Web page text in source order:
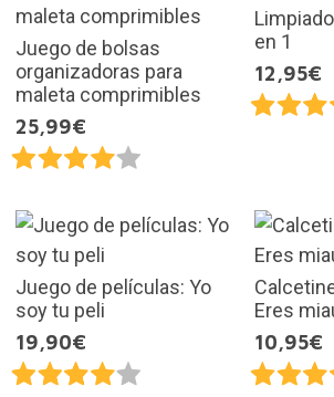
Juego de bolsas
organizadoras para
maleta comprimibles
25,99€
en 1
12,95€
Juego de películas: Yo
soy tu peli
19,90€
Eres
10,95€